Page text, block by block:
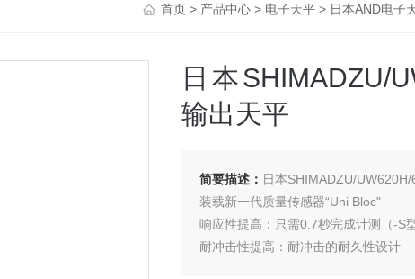
首页 > 产品中心 > 电子天平 > 日本AND电子
日本SHIMADZU/
输出天平
简要描述： 日本SHIMADZU/
装载新一代质量传感器“Uni Bloc"
响应性提高：只需0.7秒完成计测（-S
耐冲击性提高：耐冲击的耐久性设计